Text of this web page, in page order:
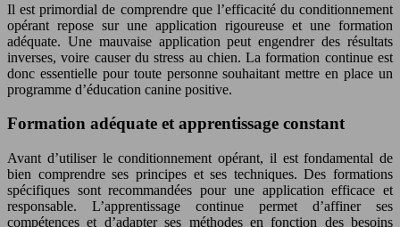
Il est primordial de comprendre que l’efficacité du conditionnement
opérant repose sur une application rigoureuse et une formation
adéquate. Une mauvaise application peut engendrer des résultats
inverses, voire causer du stress au chien. La formation continue est
donc essentielle pour toute personne souhaitant mettre en place un
programme d’éducation canine positive.
Formation adéquate et apprentissage constant
Avant d’utiliser le conditionnement opérant, il est fondamental de
bien comprendre ses principes et ses techniques. Des formations
spécifiques sont recommandées pour une application efficace et
responsable. L’apprentissage continue permet d’affiner ses
compétences et d’adapter ses méthodes en fonction des besoins